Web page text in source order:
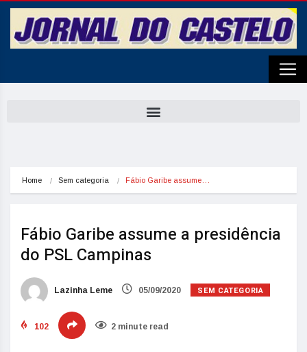
Home Sem categoria Fábio Garibe assume…
Fábio Garibe assume a presidência
do PSL Campinas
Lazinha Leme 05/09/2020 SEM CATEGORIA
102 2 minute read